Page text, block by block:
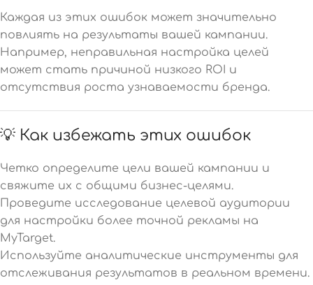
Каждая из этих ошибок может значительно
повлиять на результаты вашей кампании.
Например, неправильная настройка целей
может стать причиной низкого ROI и
отсутствия роста узнаваемости бренда.
💡 Как избежать этих ошибок
Четко определите цели вашей кампании и
свяжите их с общими бизнес-целями.
Проведите исследование целевой аудитории
для настройки более точной рекламы на
MyTarget.
Используйте аналитические инструменты для
отслеживания результатов в реальном времени.